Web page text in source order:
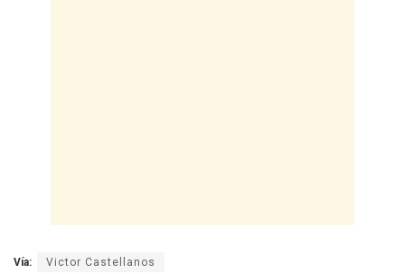
Vía: Victor Castellanos